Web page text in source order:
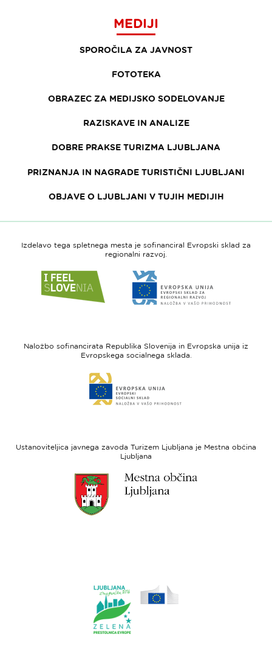
MEDIJI
SPOROČILA ZA JAVNOST
FOTOTEKA
OBRAZEC ZA MEDIJSKO SODELOVANJE
RAZISKAVE IN ANALIZE
DOBRE PRAKSE TURIZMA LJUBLJANA
PRIZNANJA IN NAGRADE TURISTIČNI LJUBLJANI
OBJAVE O LJUBLJANI V TUJIH MEDIJIH
Izdelavo tega spletnega mesta je sofinanciral Evropski sklad za
regionalni razvoj.
do
spletne
Slovenia
do
spletne
-
regionalni
Naložbo sofinancirata Republika Slovenija in Evropska unija iz
Evropskega socialnega sklada.
do
spletne
sklad
Ustanoviteljica javnega zavoda Turizem Ljubljana je Mestna občina
Ljubljana